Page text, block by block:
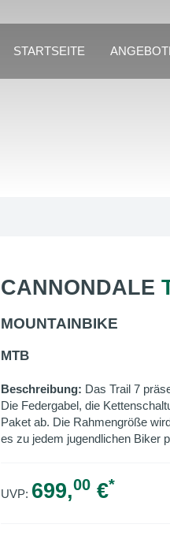
STARTSEITE
CANNONDALE
MOUNTAINBIKE
MTB
Beschreibung: Das Trail 7
Die Federgabel, die
Paket ab. Die Rahmengröße
es zu jedem jugendlichen Biker
UVP: 699,00€*